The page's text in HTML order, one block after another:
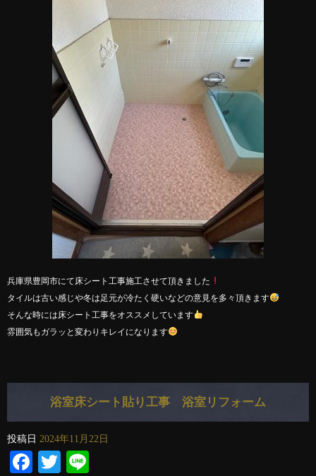
兵庫県豊岡市にて床シート工事施工させて頂きました
タイルは古い感じや冬は足元が冷たく硬いなどの意見を多々頂きます
そんな時には床シート工事をオススメしています
雰囲気もガラッと変わりキレイになります
浴室床シート貼り工事 浴室リフォーム
投稿日 2024年11月22日
Facebook
Twitter